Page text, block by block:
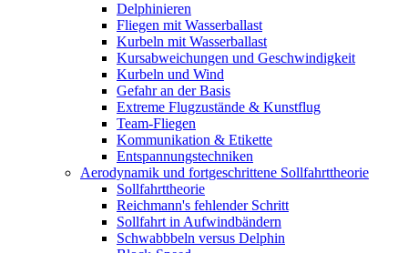
Delphinieren
Fliegen mit Wasserballast
Kurbeln mit Wasserballast
Kursabweichungen und Geschwindigkeit
Kurbeln und Wind
Gefahr an der Basis
Extreme Flugzustände & Kunstflug
Team-Fliegen
Kommunikation & Etikette
Entspannungstechniken
Aerodynamik und fortgeschrittene Sollfahrttheorie
Sollfahrttheorie
Reichmann's fehlender Schritt
Sollfahrt in Aufwindbändern
Schwabbbeln versus Delphin